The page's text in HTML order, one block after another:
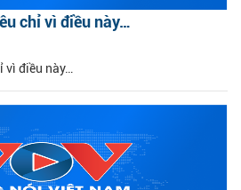
chỉ vì điều này…
điều này…